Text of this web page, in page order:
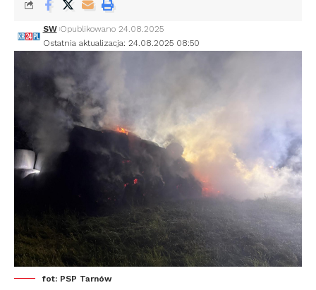
Ostatnia aktualizacja: 24.08.2025 08:50
SW Opublikowano 24.08.2025
fot: PSP Tarnów